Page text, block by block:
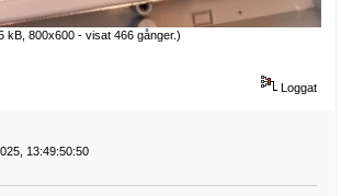
kB, 800x600 - visat 466 gånger.)
Loggat
13:49:50:50